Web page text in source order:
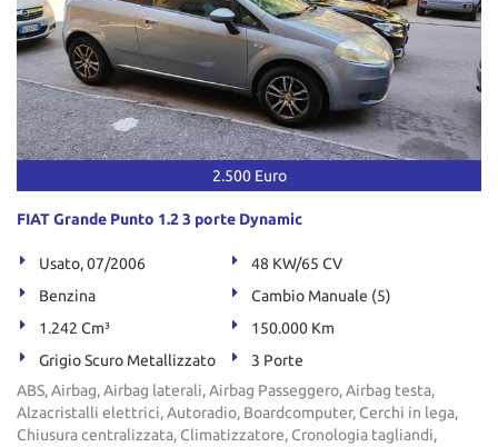
2.500 Euro
FIAT Grande Punto 1.2 3 porte Dynamic
Usato, 07/2006
48 KW/65 CV
Benzina
Cambio Manuale (5)
1.242 Cm³
150.000 Km
Grigio Scuro Metallizzato
3 Porte
ABS, Airbag, Airbag laterali, Airbag Passeggero, Airbag testa,
Alzacristalli elettrici, Autoradio, Boardcomputer, Cerchi in lega,
Chiusura centralizzata, Climatizzatore, Cronologia tagliandi,
Leggi
la
cookie
policy
Salva
le